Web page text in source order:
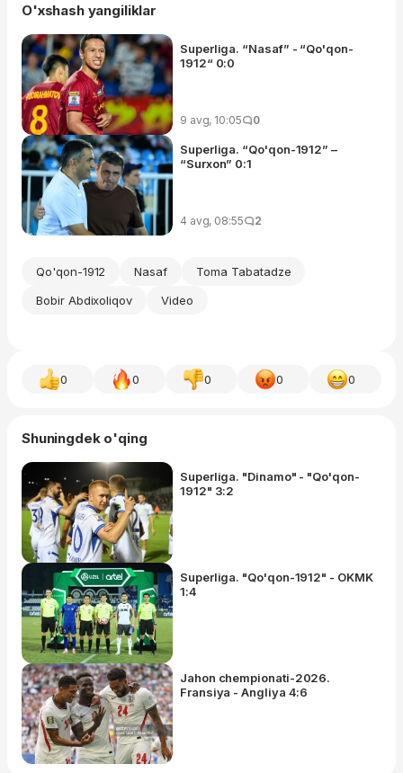
O'xshash yangiliklar
Superliga. “Nasaf” - “Qo'qon-
1912“ 0:0
9 avg, 10:05 0
Superliga. “Qo'qon-1912” –
“Surxon” 0:1
4 avg, 08:55 2
Qo'qon-1912 Nasaf
Toma Tabatadze
Bobir Abdixoliqov
Video
0 0 0 0 0
Shuningdek o'qing
Superliga. "Dinamo" - "Qo'qon-
1912" 3:2
Superliga. "Qo'qon-1912" - OKMK
1:4
Jahon chempionati-2026.
Fransiya - Angliya 4:6